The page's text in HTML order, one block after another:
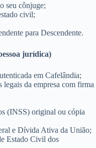
seu cônjuge;
civil;
para Descendente.
jurídica)
em Cafelândia;
legais da empresa com firma
(INSS) original ou cópia
e Dívida Ativa da União;
Estado Civil dos